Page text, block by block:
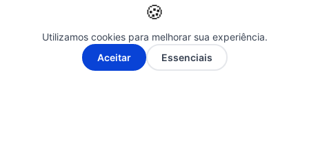
A- A+
🍪
Utilizamos cookies para melhorar sua experiência.
Aceitar
Essenciais